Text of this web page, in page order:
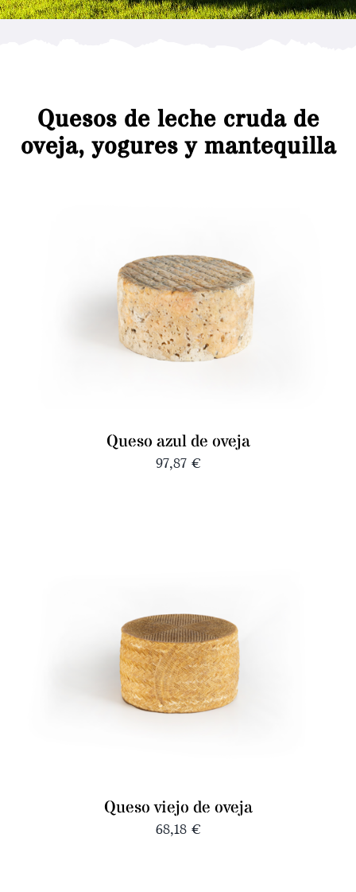
Quesos de leche cruda de
oveja, yogures y mantequilla
Queso azul de oveja
97,87 €
Queso viejo de oveja
68,18 €